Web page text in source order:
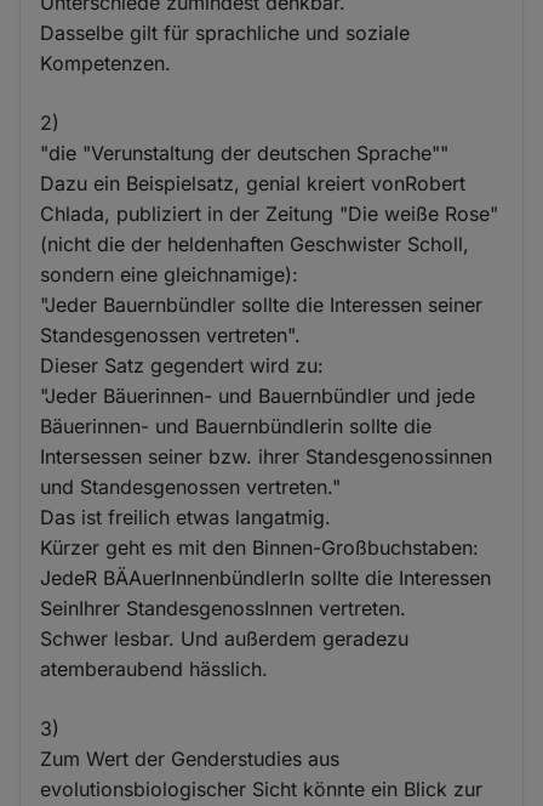
Dasselbe gilt für sprachliche und soziale
Kompetenzen.
2)
"die "Verunstaltung der deutschen Sprache""
Dazu ein Beispielsatz, genial kreiert vonRobert
Chlada, publiziert in der Zeitung "Die weiße Rose"
(nicht die der heldenhaften Geschwister Scholl,
sondern eine gleichnamige):
"Jeder Bauernbündler sollte die Interessen seiner
Standesgenossen vertreten".
Dieser Satz gegendert wird zu:
"Jeder Bäuerinnen- und Bauernbündler und jede
Bäuerinnen- und Bauernbündlerin sollte die
Intersessen seiner bzw. ihrer Standesgenossinnen
und Standesgenossen vertreten."
Das ist freilich etwas langatmig.
Kürzer geht es mit den Binnen-Großbuchstaben:
JedeR BÄAuerInnenbündlerIn sollte die Interessen
SeinIhrer StandesgenossInnen vertreten.
Schwer lesbar. Und außerdem geradezu
atemberaubend hässlich.
3)
Zum Wert der Genderstudies aus
evolutionsbiologischer Sicht könnte ein Blick zur